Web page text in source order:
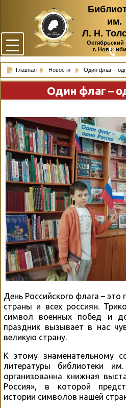
им.
Л. Н.
Октябрьский
г.
Главная Новости Один флаг –
Один флаг –
День Российского флага –
страны и всех россиян.
символ военных побед и
праздник вызывает в нас
великую страну.
К этому знаменательному
литературы библиотеки
организованна книжная
Россия», в которой
истории символов нашей